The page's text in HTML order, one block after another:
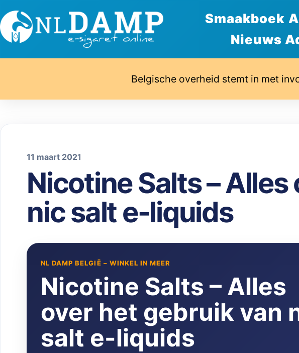
Smaakboek
Nieuws
Belgische overheid stemt in met
11 maart 2021
Nicotine Salts –
nic salt e-liquids
NL DAMP BELGIË – WINKEL IN MEER
Nicotine Salts – Alles
over het gebruik van
salt e-liquids